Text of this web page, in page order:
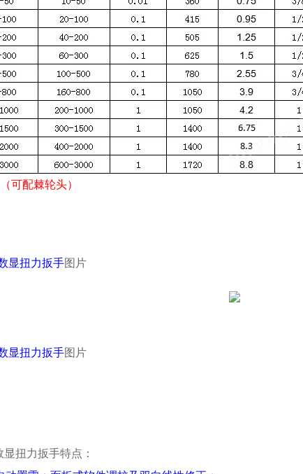
（可配棘轮头）
显扭力扳手图片
显扭力扳手图片
扭力扳手特点：